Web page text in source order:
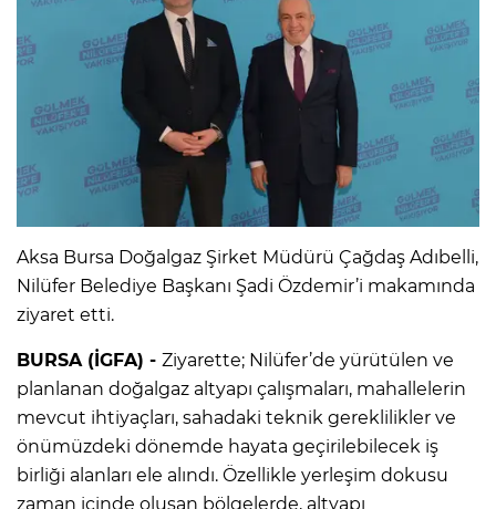
Aksa Bursa Doğalgaz Şirket Müdürü Çağdaş Adıbelli,
Nilüfer Belediye Başkanı Şadi Özdemir’i makamında
ziyaret etti.
BURSA (İGFA) - Ziyarette; Nilüfer’de yürütülen ve
planlanan doğalgaz altyapı çalışmaları, mahallelerin
mevcut ihtiyaçları, sahadaki teknik gereklilikler ve
önümüzdeki dönemde hayata geçirilebilecek iş
birliği alanları ele alındı. Özellikle yerleşim dokusu
zaman içinde oluşan bölgelerde, altyapı